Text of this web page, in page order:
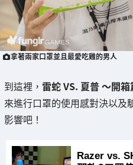
拿著兩家口罩並且最愛吃雞的男人
到這裡， 雷蛇 VS. 夏普 〜開
來進行口罩的使用感對決以及
影響吧！